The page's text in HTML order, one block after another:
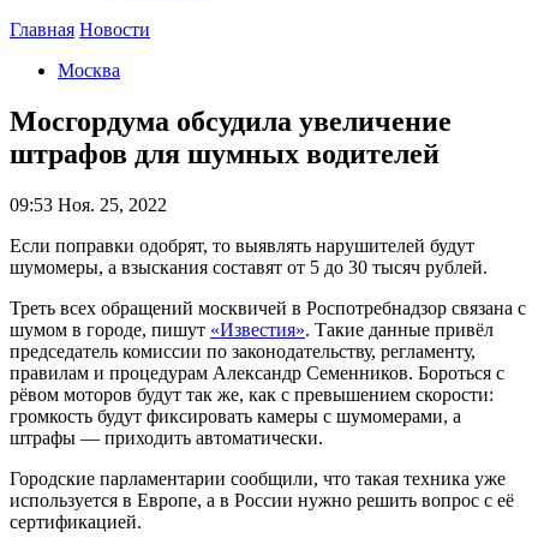
Главная Новости
Москва
Мосгордума обсудила увеличение
штрафов для шумных водителей
09:53 Ноя. 25, 2022
Если поправки одобрят, то выявлять нарушителей будут
шумомеры, а взыскания составят от 5 до 30 тысяч рублей.
Треть всех обращений москвичей в Роспотребнадзор связана с
шумом в городе, пишут «Известия». Такие данные привёл
председатель комиссии по законодательству, регламенту,
правилам и процедурам Александр Семенников. Бороться с
рёвом моторов будут так же, как с превышением скорости:
громкость будут фиксировать камеры с шумомерами, а
штрафы — приходить автоматически.
Городские парламентарии сообщили, что такая техника уже
используется в Европе, а в России нужно решить вопрос с её
сертификацией.